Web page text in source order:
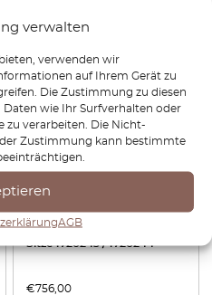
verwalten
verwenden wir
auf Ihrem Gerät zu
Die Zustimmung zu diesen
wie Ihr Surfverhalten oder
zu verarbeiten. Die Nicht-
Zustimmung kann bestimmte
AGB
Fiat 500 / 595 / 695 Abarth
Kohlefaser
Kopfstützeneinsatz 2er Set
Sitze 1726243 / 1726244
€756,00